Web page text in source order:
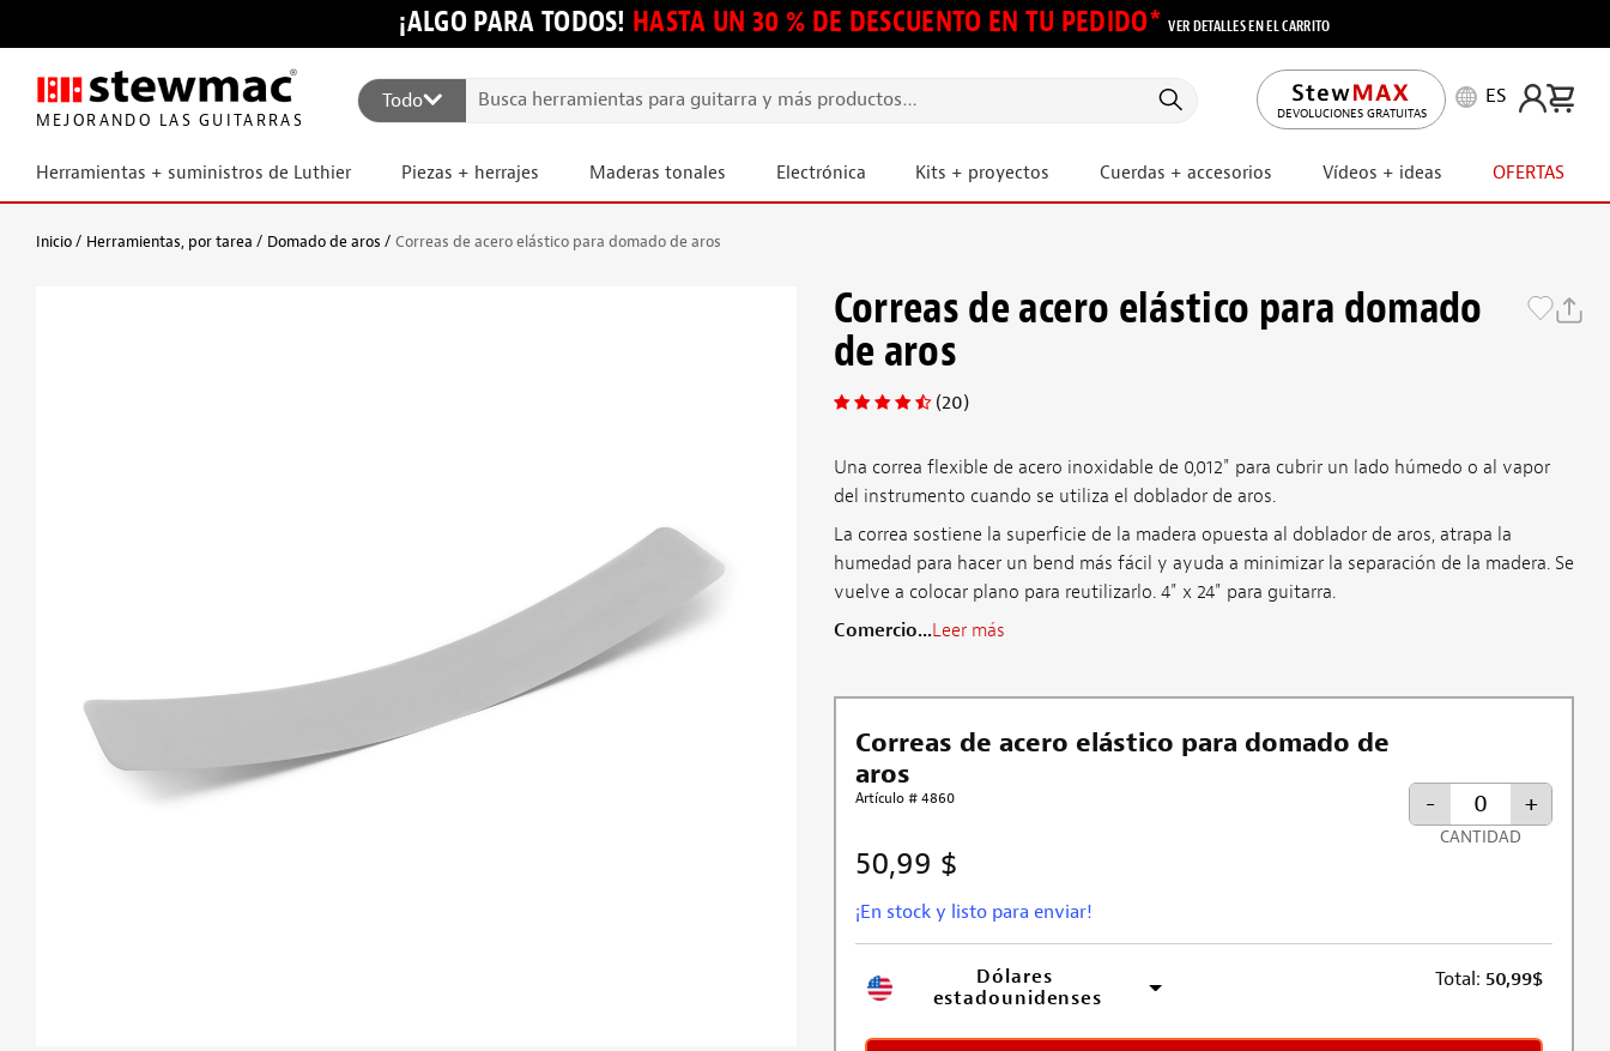
¡ALGO PARA TODOS! HASTA UN 30 % DE DESCUENTO EN TU PEDIDO*VER DETALLES EN EL CARRITO
MEJORANDO LAS GUITARRAS
Todo
DEVOLUCIONES GRATUITAS
ES
Herramientas + suministros de Luthier Piezas + herrajes Maderas tonales Electrónica Kits + proyectos Cuerdas + accesorios Vídeos + ideas OFERTAS
Inicio Herramientas, por tarea Domado de aros Correas de acero elástico para domado de aros
Correas de acero elástico para domado
de aros
(20)
Una correa flexible de acero inoxidable de 0,012" para cubrir un lado húmedo o al vapor
del instrumento cuando se utiliza el doblador de aros.
La correa sostiene la superficie de la madera opuesta al doblador de aros, atrapa la
humedad para hacer un bend más fácil y ayuda a minimizar la separación de la madera. Se
vuelve a colocar plano para reutilizarlo. 4" x 24" para guitarra.
Comercio...Leer más
Correas de acero elástico para domado de
aros
Artículo # 4860
50,99 $
¡En stock y listo para enviar!
- +
CANTIDAD
Dólares
estadounidenses
Total: 50,99$